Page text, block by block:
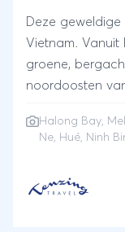
Deze
Vietnam.
groene,
noordoosten
reist u –
Hoogtepunten
mooie Ninh
overnacht u
Halong Bay,
Ne, Hué, Ninh